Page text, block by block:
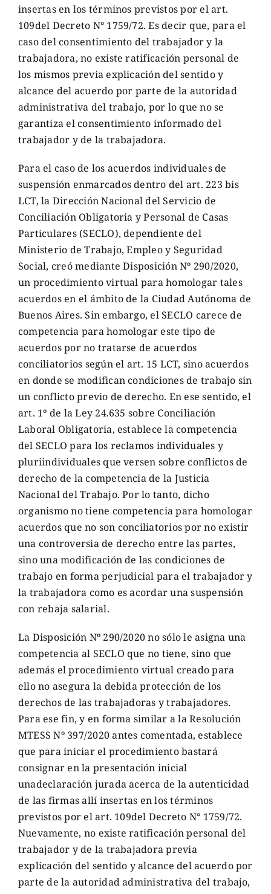
insertas en los términos previstos por el art.
109del Decreto N° 1759/72. Es decir que, para el
caso del consentimiento del trabajador y la
trabajadora, no existe ratificación personal de
los mismos previa explicación del sentido y
alcance del acuerdo por parte de la autoridad
administrativa del trabajo, por lo que no se
garantiza el consentimiento informado del
trabajador y de la trabajadora.
Para el caso de los acuerdos individuales de
suspensión enmarcados dentro del art. 223 bis
LCT, la Dirección Nacional del Servicio de
Conciliación Obligatoria y Personal de Casas
Particulares (SECLO), dependiente del
Ministerio de Trabajo, Empleo y Seguridad
Social, creó mediante Disposición Nº 290/2020,
un procedimiento virtual para homologar tales
acuerdos en el ámbito de la Ciudad Autónoma de
Buenos Aires. Sin embargo, el SECLO carece de
competencia para homologar este tipo de
acuerdos por no tratarse de acuerdos
conciliatorios según el art. 15 LCT, sino acuerdos
en donde se modifican condiciones de trabajo sin
un conflicto previo de derecho. En ese sentido, el
art. 1º de la Ley 24.635 sobre Conciliación
Laboral Obligatoria, establece la competencia
del SECLO para los reclamos individuales y
pluriindividuales que versen sobre conflictos de
derecho de la competencia de la Justicia
Nacional del Trabajo. Por lo tanto, dicho
organismo no tiene competencia para homologar
acuerdos que no son conciliatorios por no existir
una controversia de derecho entre las partes,
sino una modificación de las condiciones de
trabajo en forma perjudicial para el trabajador y
la trabajadora como es acordar una suspensión
con rebaja salarial.
La Disposición Nº 290/2020 no sólo le asigna una
competencia al SECLO que no tiene, sino que
además el procedimiento virtual creado para
ello no asegura la debida protección de los
derechos de las trabajadoras y trabajadores.
Para ese fin, y en forma similar a la Resolución
MTESS Nº 397/2020 antes comentada, establece
que para iniciar el procedimiento bastará
consignar en la presentación inicial
unadeclaración jurada acerca de la autenticidad
de las firmas allí insertas en los términos
previstos por el art. 109del Decreto N° 1759/72.
Nuevamente, no existe ratificación personal del
trabajador y de la trabajadora previa
explicación del sentido y alcance del acuerdo por
parte de la autoridad administrativa del trabajo,